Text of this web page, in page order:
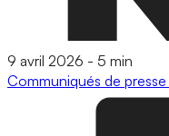
9 avril 2026 - 5 min
Communiqués de presse